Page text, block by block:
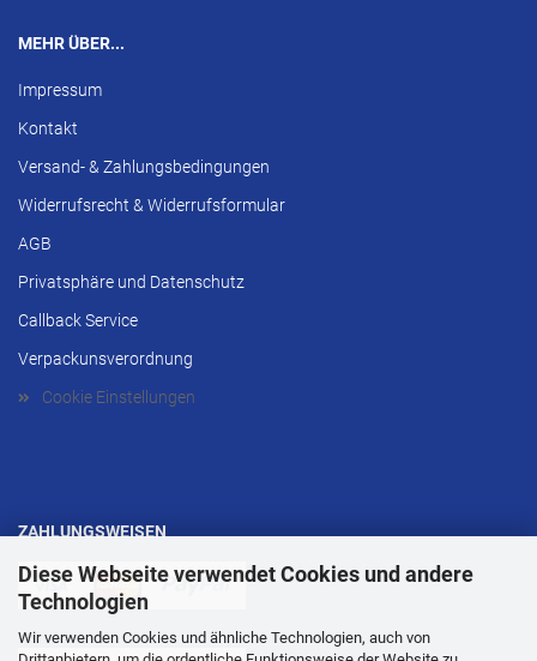
Diese Webseite verwendet Cookies und andere
Technologien
Wir verwenden Cookies und ähnliche Technologien, auch von
MEHR ÜBER...
Impressum
Kontakt
Versand- & Zahlungsbedingungen
Widerrufsrecht & Widerrufsformular
AGB
Privatsphäre und Datenschutz
Callback Service
Verpackunsverordnung
Cookie Einstellungen
ZAHLUNGSWEISEN